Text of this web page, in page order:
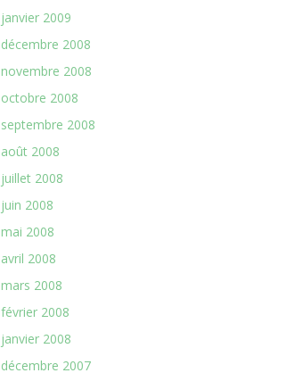
janvier 2009
décembre 2008
novembre 2008
octobre 2008
septembre 2008
août 2008
juillet 2008
juin 2008
mai 2008
avril 2008
mars 2008
février 2008
janvier 2008
décembre 2007